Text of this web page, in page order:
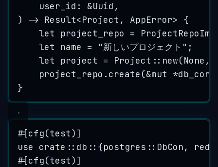
user_id : &Uuid,
) -> Result<Project, AppError> {
let
project_repo =
let
name = "新しいプロジェクト " ;
let
project = Project :: new(None,
project_repo . create (&mut *db_con
}
#[cfg(test)]
use
crate :: db :: {postgres :: DbCon,
#[cfg(test)]